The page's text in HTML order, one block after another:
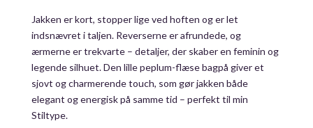
Jakken er kort, stopper lige ved hoften og er let
indsnævret i taljen. Reverserne er afrundede, og
ærmerne er trekvarte – detaljer, der skaber en feminin og
legende silhuet. Den lille peplum-flæse bagpå giver et
sjovt og charmerende touch, som gør jakken både
elegant og energisk på samme tid – perfekt til min
Stiltype.